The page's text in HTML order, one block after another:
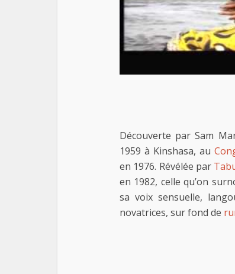
Découverte par Sam
1959 à Kinshasa, au
en 1976. Révélée par
en 1982, celle qu’on
sa voix sensuelle,
novatrices, sur fond de